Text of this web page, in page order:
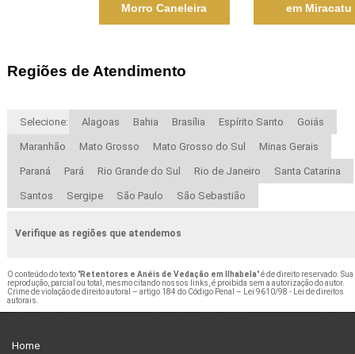
Morro Caneleira
em Miracatu
Regiões de Atendimento
Selecione: Alagoas Bahia Brasília Espírito Santo Goiás
Maranhão Mato Grosso Mato Grosso do Sul Minas Gerais
Paraná Pará Rio Grande do Sul Rio de Janeiro Santa Catarina
Santos Sergipe São Paulo São Sebastião
Verifique as regiões que atendemos
O conteúdo do texto "Retentores e Anéis de Vedação em Ilhabela" é de direito reservado. Sua
reprodução, parcial ou total, mesmo citando nossos links, é proibida sem a autorização do autor.
Crime de violação de direito autoral – artigo 184 do Código Penal – Lei 9610/98 - Lei de direitos
autorais.
Home